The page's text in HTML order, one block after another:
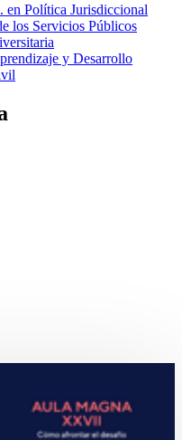
en Política Jurisdiccional
los Servicios Públicos
y Desarrollo